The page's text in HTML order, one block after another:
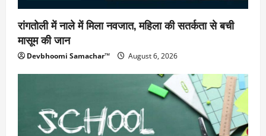
रांगतोली में नाले में मिला नवजात, महिला की सतर्कता से बची
मासूम की जान
Devbhoomi Samachar™ August 6, 2026